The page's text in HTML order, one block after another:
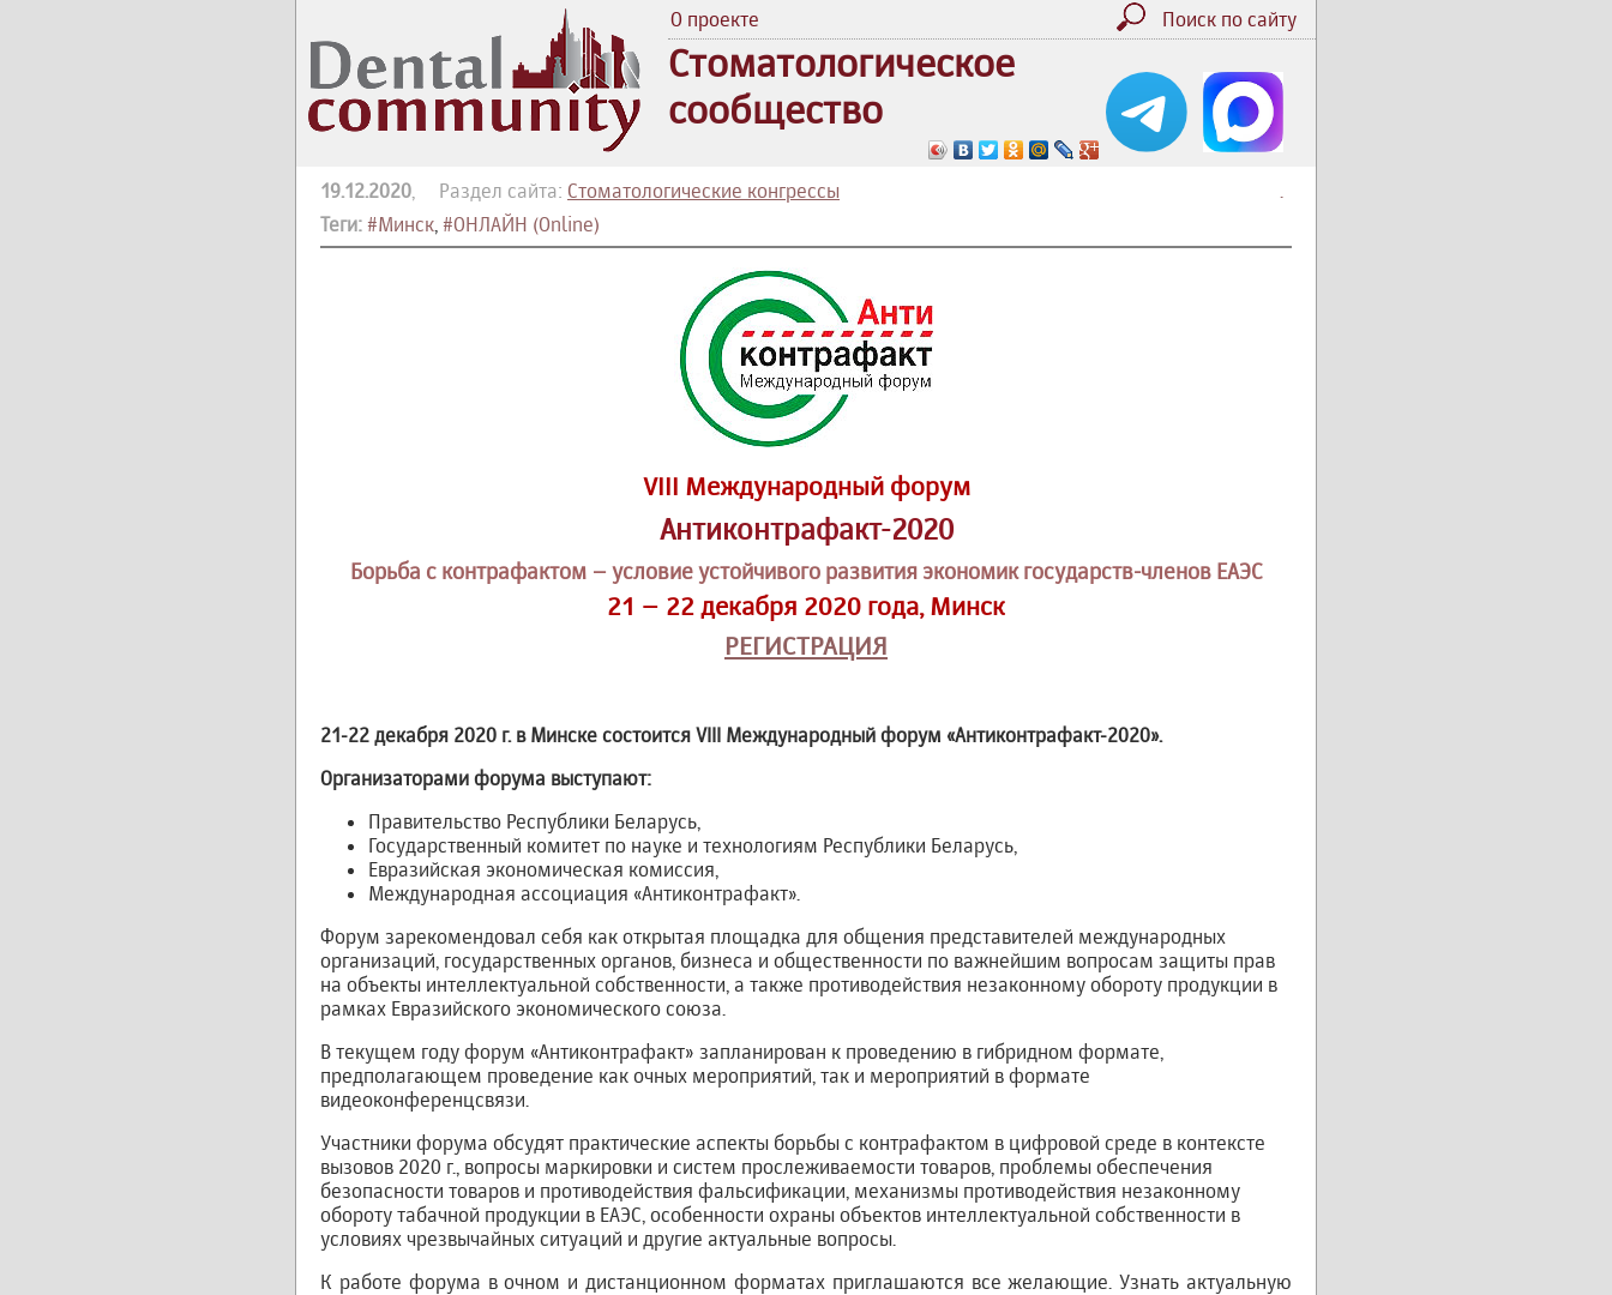
О проекте Поиск по сайту
Стоматологическое
сообщество
.
19.12.2020, Раздел сайта: Стоматологические конгрессы
Теги: #Минск, #ОНЛАЙН (Online)
VIII Международный форум
Антиконтрафакт-2020
Борьба с контрафактом – условие устойчивого развития экономик государств-членов ЕАЭС
21 – 22 декабря 2020 года, Минск
РЕГИСТРАЦИЯ
21-22 декабря 2020 г. в Минске состоится VIII Международный форум «Антиконтрафакт-2020».
Организаторами форума выступают:
Правительство Республики Беларусь,
Государственный комитет по науке и технологиям Республики Беларусь,
Евразийская экономическая комиссия,
Международная ассоциация «Антиконтрафакт».
Форум зарекомендовал себя как открытая площадка для общения представителей международных
организаций, государственных органов, бизнеса и общественности по важнейшим вопросам защиты прав
на объекты интеллектуальной собственности, а также противодействия незаконному обороту продукции в
рамках Евразийского экономического союза.
В текущем году форум «Антиконтрафакт» запланирован к проведению в гибридном формате,
предполагающем проведение как очных мероприятий, так и мероприятий в формате
видеоконференцсвязи.
Участники форума обсудят практические аспекты борьбы с контрафактом в цифровой среде в контексте
вызовов 2020 г., вопросы маркировки и систем прослеживаемости товаров, проблемы обеспечения
безопасности товаров и противодействия фальсификации, механизмы противодействия незаконному
обороту табачной продукции в ЕАЭС, особенности охраны объектов интеллектуальной собственности в
условиях чрезвычайных ситуаций и другие актуальные вопросы.
К работе форума в очном и дистанционном форматах приглашаются все желающие. Узнать актуальную